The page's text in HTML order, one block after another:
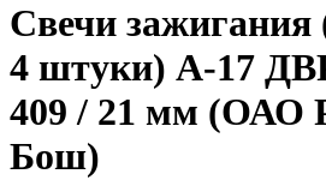
Свечи зажигания
4 штуки) А-17
409 / 21 мм (ОАО
Бош)